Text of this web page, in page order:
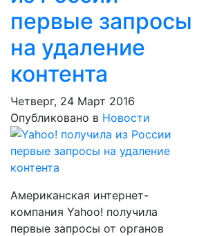
первые запросы
на удаление
контента
Четверг, 24 Март 2016
Опубликовано в Новости
Американская интернет-
компания Yahoo! получила
первые запросы от органов